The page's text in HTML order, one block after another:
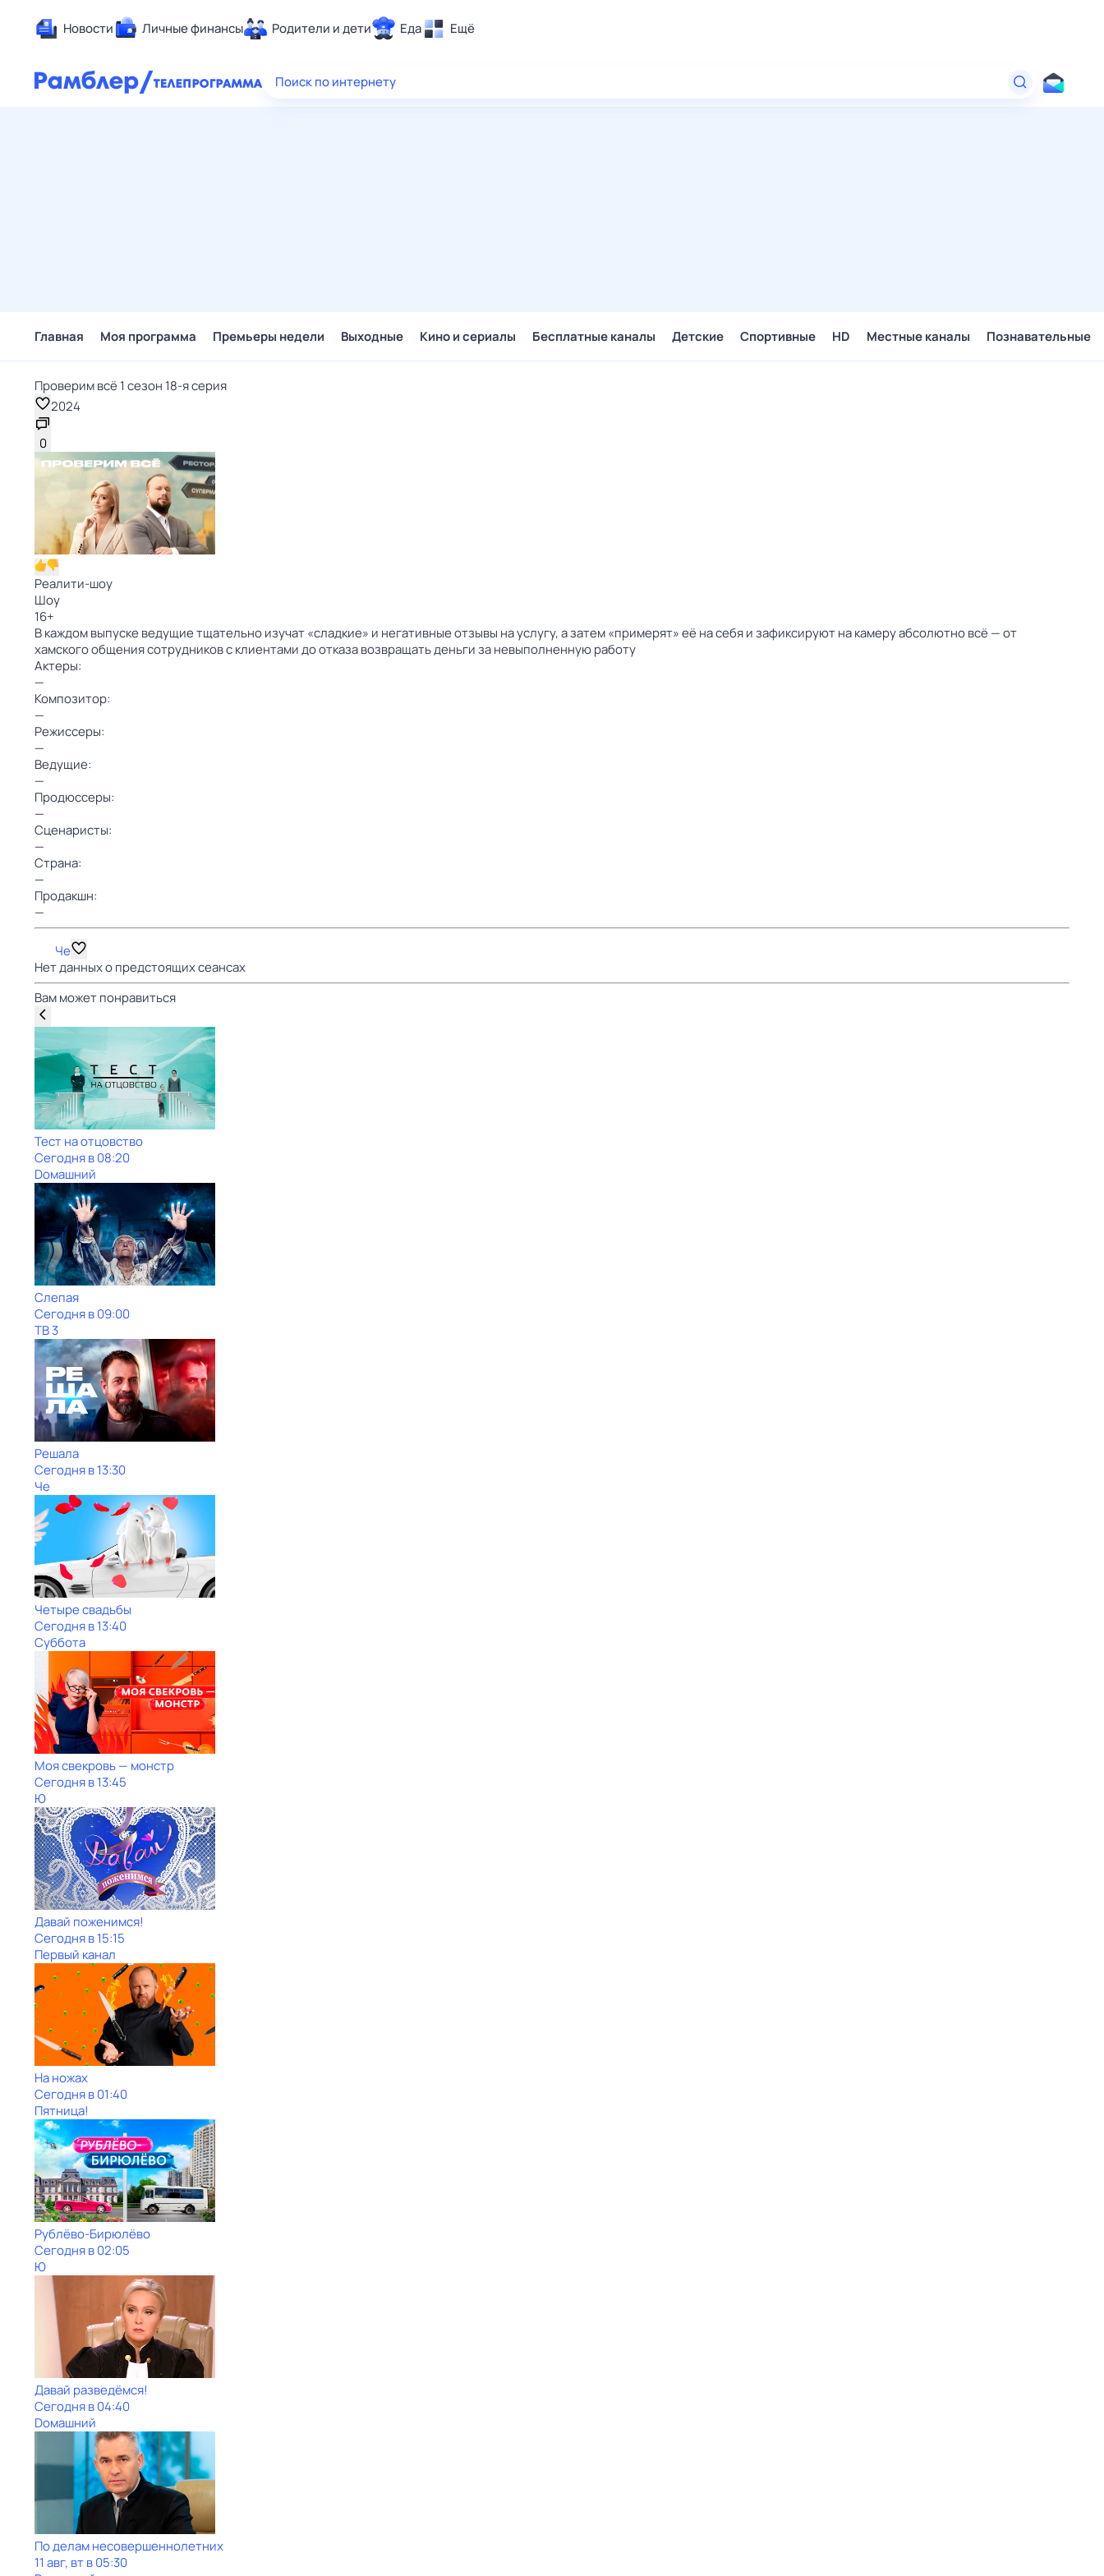
Новости Личные финансы Родители и дети Еда Ещё
Здоровье
Поиск по интернету
Главная Моя программа Премьеры недели Выходные Кино и сериалы Бесплатные каналы Детские Спортивные HD Местные каналы Познавательные
Проверим всё 1 сезон 18-я серия
2024
0
Реалити-шоу
Шоу
16+
В каждом выпуске ведущие тщательно изучат «сладкие» и негативные отзывы на услугу, а затем «примерят» её на себя и зафиксируют на камеру абсолютно всё — от
хамского общения сотрудников с клиентами до отказа возвращать деньги за невыполненную работу
Актеры:
—
Композитор:
—
Режиссеры:
—
Ведущие:
—
Продюссеры:
—
Сценаристы:
—
Страна:
—
Продакшн:
—
Че
Нет данных о предстоящих сеансах
Вам может понравиться
Тест нa отцовствo
Сегодня в 08:20
Dомашний
Слепая
Сегодня в 09:00
ТВ 3
Решала
Сегодня в 13:30
Че
Четыре свадьбы
Сегодня в 13:40
Суббота
Моя свекровь — монстр
Сегодня в 13:45
Ю
Давай поженимся!
Сегодня в 15:15
Первый канал
На ножах
Сегодня в 01:40
Пятница!
Рублёво-Бирюлёво
Сегодня в 02:05
Ю
Давай рaзвeдёмся!
Сегодня в 04:40
Dомашний
По делам несовершеннолетних
11 авг, вт в 05:30